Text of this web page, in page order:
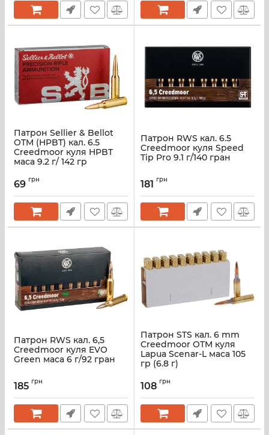
Патрон Sellier & Bellot
OTM (HPBT) кал. 6.5
Creedmoor куля HPBT
маса 9.2 г/ 142 гр
69 грн
Патрон RWS кал. 6.5
Creedmoor куля Speed
Tip Pro 9.1 г/140 гран
181 грн
Патрон RWS кал. 6,5
Creedmoor куля EVO
Green маса 6 г/92 гран
185 грн
Патрон STS кал. 6 mm
Creedmoor OTM куля
Lapua Scenar-L маса 105
гр (6.8 г)
108 грн